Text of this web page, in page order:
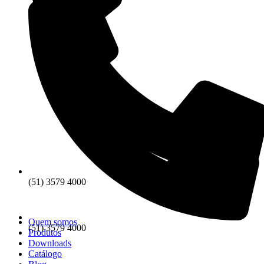
(51) 3579 4000
(51) 3579 4000
Quem somos
Produtos
Downloads
Catálogo